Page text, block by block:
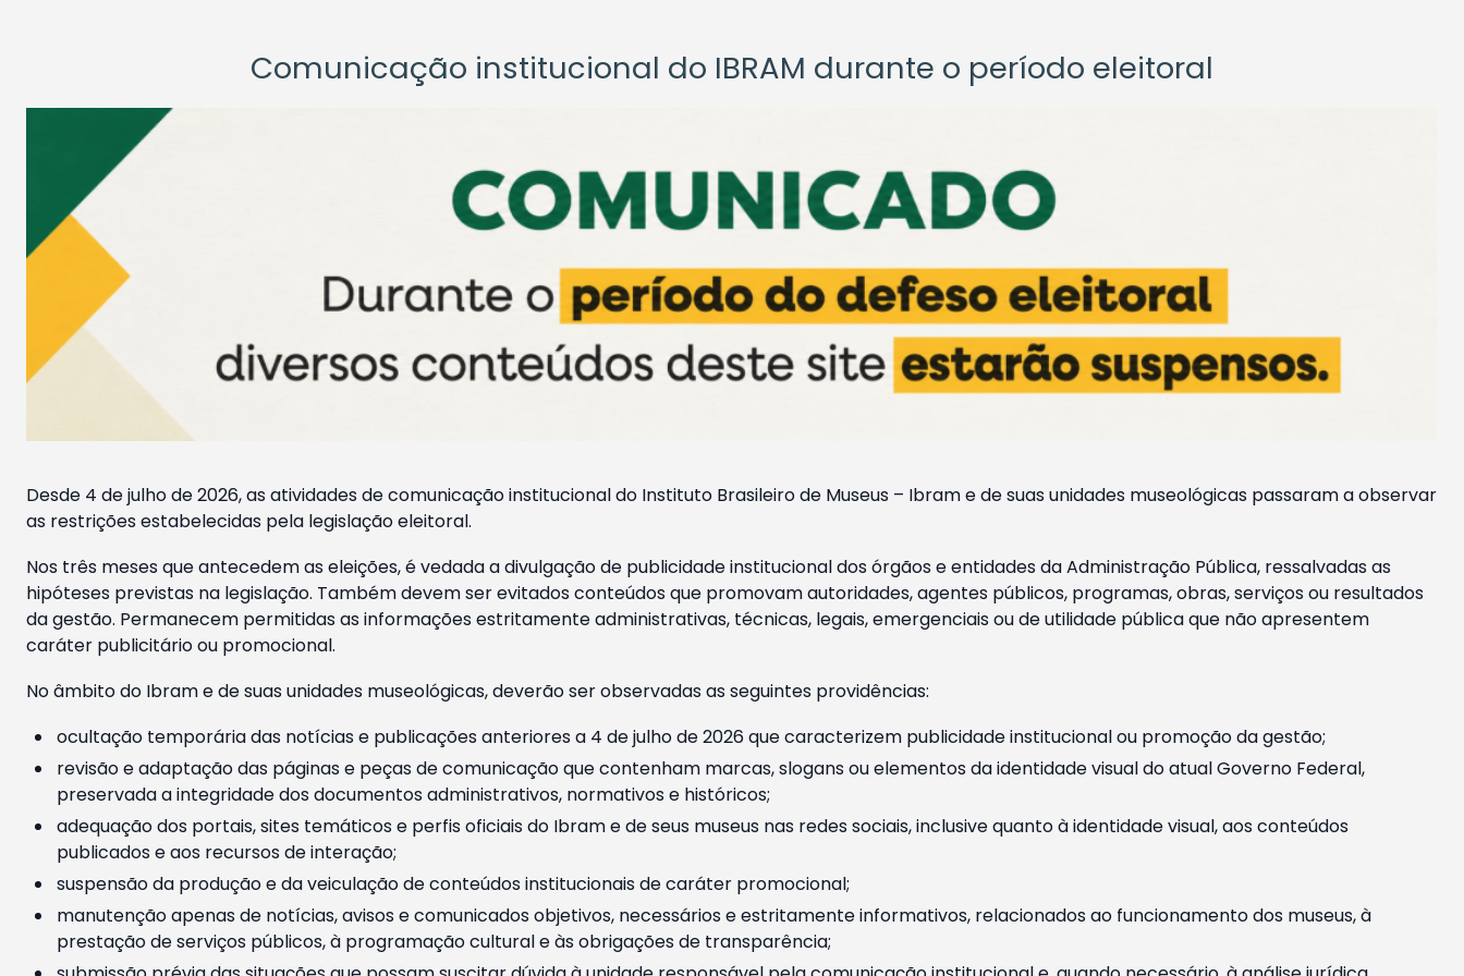
Comunicação institucional do IBRAM durante o período eleitoral
Desde 4 de julho de 2026, as atividades de comunicação institucional do Instituto Brasileiro de Museus – Ibram e de suas unidades museológicas passaram a observar
as restrições estabelecidas pela legislação eleitoral.
Nos três meses que antecedem as eleições, é vedada a divulgação de publicidade institucional dos órgãos e entidades da Administração Pública, ressalvadas as
hipóteses previstas na legislação. Também devem ser evitados conteúdos que promovam autoridades, agentes públicos, programas, obras, serviços ou resultados
da gestão. Permanecem permitidas as informações estritamente administrativas, técnicas, legais, emergenciais ou de utilidade pública que não apresentem
caráter publicitário ou promocional.
No âmbito do Ibram e de suas unidades museológicas, deverão ser observadas as seguintes providências:
ocultação temporária das notícias e publicações anteriores a 4 de julho de 2026 que caracterizem publicidade institucional ou promoção da gestão;
revisão e adaptação das páginas e peças de comunicação que contenham marcas, slogans ou elementos da identidade visual do atual Governo Federal,
preservada a integridade dos documentos administrativos, normativos e históricos;
adequação dos portais, sites temáticos e perfis oficiais do Ibram e de seus museus nas redes sociais, inclusive quanto à identidade visual, aos conteúdos
publicados e aos recursos de interação;
suspensão da produção e da veiculação de conteúdos institucionais de caráter promocional;
manutenção apenas de notícias, avisos e comunicados objetivos, necessários e estritamente informativos, relacionados ao funcionamento dos museus, à
prestação de serviços públicos, à programação cultural e às obrigações de transparência;